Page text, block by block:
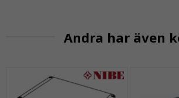
Andra har även